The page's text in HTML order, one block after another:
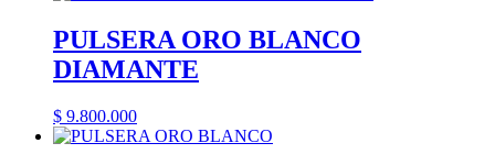
PULSERA ORO BLANCO
DIAMANTE
$ 9.800.000